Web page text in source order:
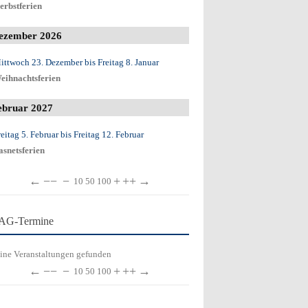
2026
23. Dezemberbis Freitag 8. Januar
2027
5. Februarbis Freitag 12. Februar
← −− − 10 50 100 + ++ →
Termine
Veranstaltungen gefunden
← −− − 10 50 100 + ++ →